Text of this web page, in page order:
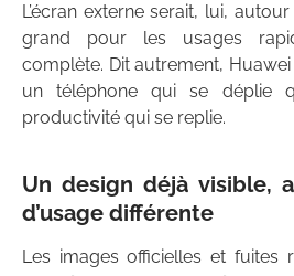
L’écran externe serait, lui,
grand pour les usages
complète. Dit autrement,
un téléphone qui se déplie
productivité qui se replie.
Un design déjà visible,
d’usage différente
Les images officielles et fuites